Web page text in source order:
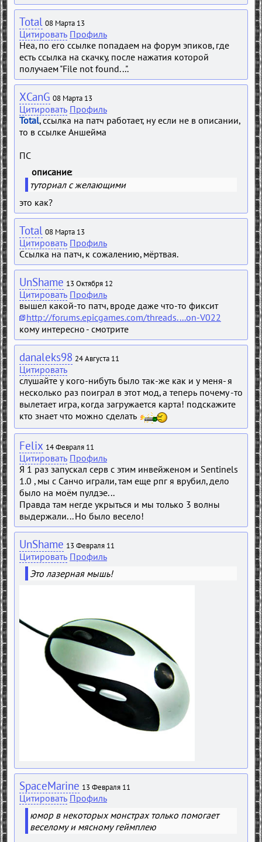
Total 08 Марта 13
Цитировать Профиль
Неа, по его ссылке попадаем на форум эпиков, где
есть ссылка на скачку, после нажатия которой
получаем "File not found...".
XCanG 08 Марта 13
Цитировать Профиль
Total, ссылка на патч работает, ну если не в описании,
то в ссылке Аншейма
ПС
описание
туториал с желающими
это как?
Total 08 Марта 13
Цитировать Профиль
Ссылка на патч, к сожалению, мёртвая.
UnShame 13 Октября 12
Цитировать Профиль
вышел какой-то патч, вроде даже что-то фиксит
http://forums.epicgames.com/threads....on-V022
кому интересно - смотрите
danaleks98 24 Августа 11
Цитировать
слушайте у кого-нибуть было так-же как и у меня- я
несколько раз поиграл в этот мод, а теперь почему -то
вылетает игра, когда загружается карта! подскажите
кто знает что можно сделать
Felix 14 Февраля 11
Цитировать Профиль
Я 1 рaз зaпускaл сeрв с этим инвeйжeном и Sеntinels
1.0 , мы с Сaнчо игрaли, тaм eщe рпг я врубил, дeло
было нa моём пулдэe...
Прaвдa тaм нeгдe укрыться и мы только 3 волны
выдeржaли... Но было вeсeло!
UnShame 13 Февраля 11
Цитировать Профиль
Это лазерная мышь!
SpaceMarine 13 Февраля 11
Цитировать Профиль
юмор в некоторых монстрах только помогает
веселому и мясному геймплею